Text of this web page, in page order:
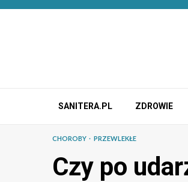
Przejdź
SANITERA.PL ZDROWIE
CHOROBY PRZEWLEKŁE
Czy po